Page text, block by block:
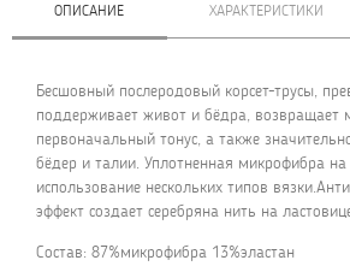
ОПИСАНИЕ ХАРАКТЕРИСТИКИ
Бесшовный послеродовый корсет-трусы,
поддерживает живот и бёдра,
первоначальный тонус, а также
бёдер и талии. Уплотненная микрофибра на
использование нескольких типов
эффект создает серебряна нить на
Состав: 87%микрофибра 13%эластан